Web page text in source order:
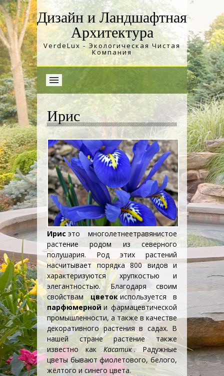
Дизайн и Ландшафтная
Архитектура
VerdeLux - Экологическая Чистая
Компания
Ирис
Ирис это многолетнеетравянистое
растение родом из северного
полушария. Род этих растений
насчитывает порядка 800 видов и
характеризуются хрупкостью и
элегантностью. Благодаря своим
свойствамцветок используется в
парфюмерной и фармацевтической
промышленности, а также в качестве
декоративного растения в садах. В
нашей стране растение также
известно какКасатик . Радужные
цветы бывают фиолетового, белого,
жёлтого и синего цвета.